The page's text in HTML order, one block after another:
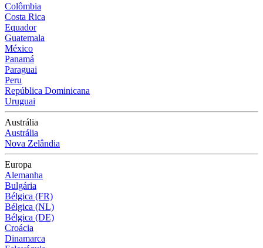
Colômbia
Costa Rica
Equador
Guatemala
México
Panamá
Paraguai
Peru
República Dominicana
Uruguai
Austrália
Austrália
Nova Zelândia
Europa
Alemanha
Bulgária
Bélgica (FR)
Bélgica (NL)
Bélgica (DE)
Croácia
Dinamarca